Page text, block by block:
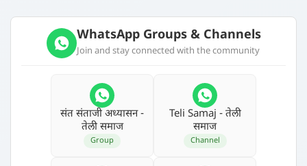
WhatsApp Groups & Channels
Join and stay connected with the community
संत संताजी अध्‍यासन -
तेली समाज
Group
Teli Samaj - तेली
समाज
Channel